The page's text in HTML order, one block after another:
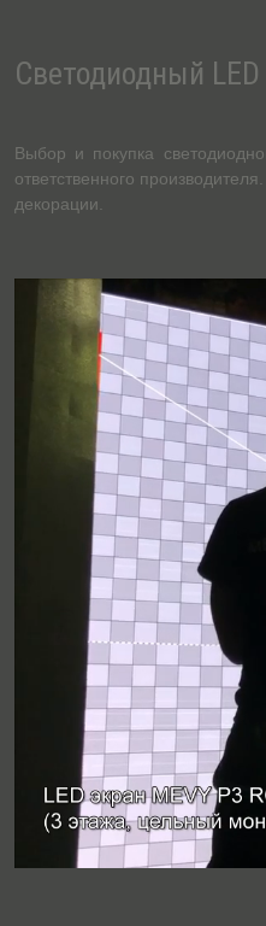
Светодиодный
Выбор и покупка
ответственного
декорации.